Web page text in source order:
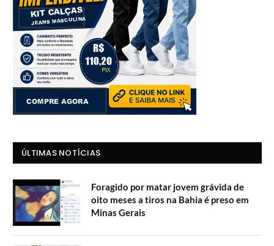
ÚLTIMAS NOTÍCIAS
Foragido por matar jovem grávida de
oito meses a tiros na Bahia é preso em
Minas Gerais